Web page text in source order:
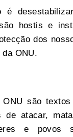
é
hostis e
dos
ONU.
ONU são
de atacar,
e povos